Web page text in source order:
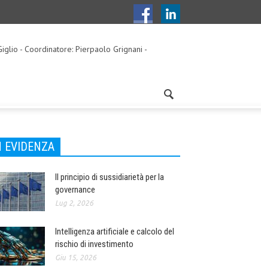
- Coordinatore: Pierpaolo Grignani -
EVIDENZA
Il principio di sussidiarietà per la
governance
Lug 2, 2026
Intelligenza artificiale e calcolo del
rischio di investimento
Giu 15, 2026